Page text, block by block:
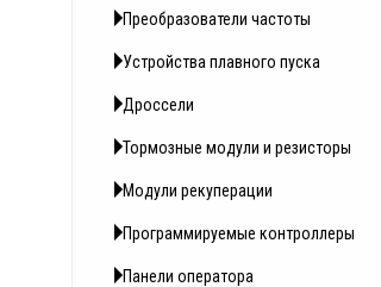
Преобразователи частоты
Устройства плавного пуска
Дроссели
Тормозные модули и резисторы
Модули рекуперации
Программируемые контроллеры
Панели оператора